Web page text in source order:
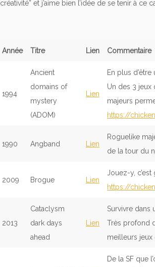
et j’aime bien l’idée de se tenir à
Année Titre Lien Commentaire
1994
Ancient
domains of
mystery
(ADOM)
Lien
En plus
Un des 3 jeux
majeurs
https://
1990 Angband Lien
Roguelike
de la tour du
2009 Brogue Lien
Jouez-y, c’est
https://
2013
Cataclysm
dark days
ahead
Lien
Survivre
Très profond
meilleurs jeux
De la SF que